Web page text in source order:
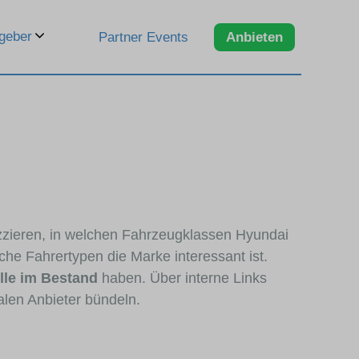
Partner Events Anbieten
in welchen Fahrzeugklassen Hyundai
Fahrertypen die Marke interessant ist.
im Bestand haben. Über interne Links
Anbieter bündeln.